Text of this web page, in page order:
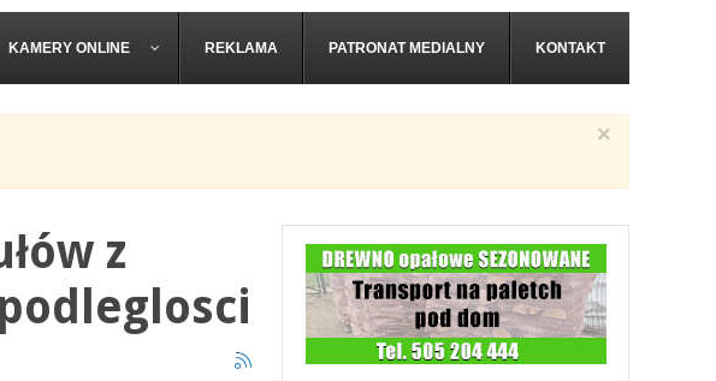
KAMERY ONLINE REKLAMA PATRONAT MEDIALNY KONTAKT
×
z